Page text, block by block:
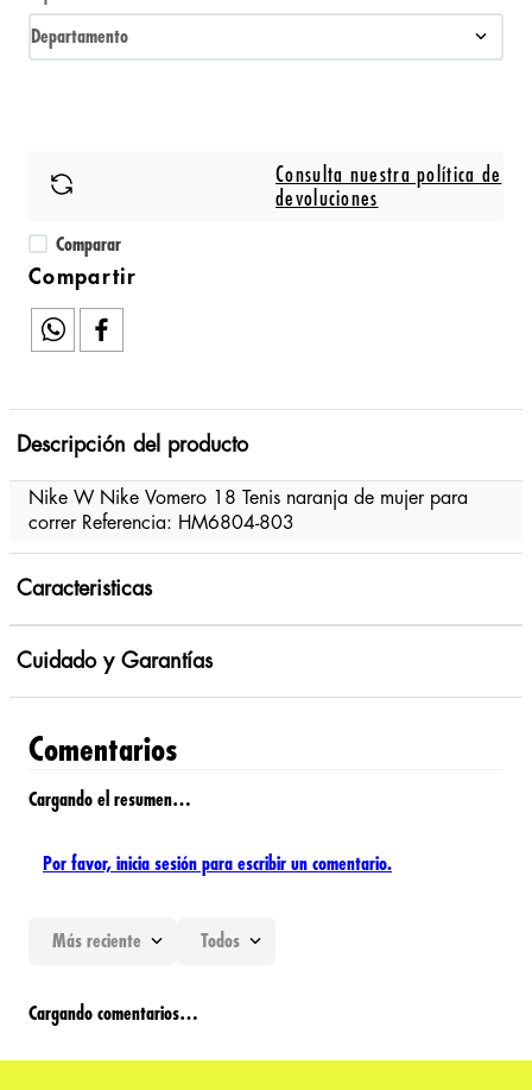
Departamento
Consulta nuestra política de
devoluciones
Comparar
Descripción del producto
Nike W Nike Vomero 18 Tenis naranja de mujer para
correr Referencia: HM6804-803
Caracteristicas
Cuidado y Garantías
Comentarios
Cargando el resumen…
Por favor, inicia sesión para escribir un comentario.
Más reciente Todos
Cargando comentarios…